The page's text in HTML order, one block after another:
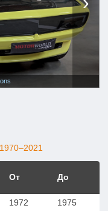
1970–2021
От До
1972 1975